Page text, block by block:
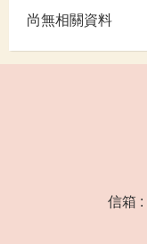
尚無相關資料
信箱 :